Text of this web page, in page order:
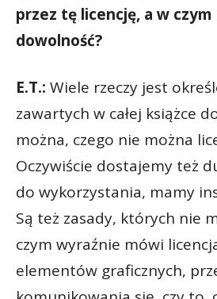
przez tę licencję, a w czym
dowolność?
E.T.: Wiele rzeczy jest
zawartych w całej książce
można, czego nie można
Oczywiście dostajemy też
do wykorzystania, mamy
Są też zasady, których nie
czym wyraźnie mówi
elementów graficznych,